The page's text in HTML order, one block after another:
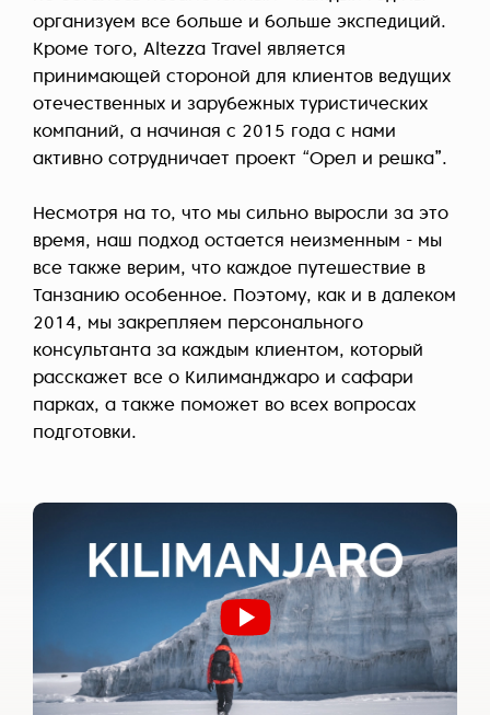
организуем все больше и больше экспедиций.
Кроме того, Altezza Travel является
принимающей стороной для клиентов ведущих
отечественных и зарубежных туристических
компаний, а начиная с 2015 года с нами
активно сотрудничает проект “Орел и решка”.
Несмотря на то, что мы сильно выросли за это
время, наш подход остается неизменным - мы
все также верим, что каждое путешествие в
Танзанию особенное. Поэтому, как и в далеком
2014, мы закрепляем персонального
консультанта за каждым клиентом, который
расскажет все о Килиманджаро и сафари
парках, а также поможет во всех вопросах
подготовки.